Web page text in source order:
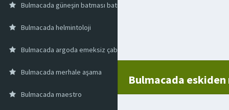
Bulmacada eskiden
Bulmacada güneşin batması batış
Bulmacada helmintoloji
Bulmacada argoda emeksiz çabasız kazanç
Bulmacada merhale aşama
Bulmacada maestro